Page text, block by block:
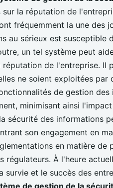
la réputation de
fréquemment la une des
au sérieux est susceptible
un tel système peut
réputation de l'entreprise.
ne soient exploitées par
de gestion
minimisant ainsi
sécurité des informations
son engagement en
en matière de
régulateurs. À l'heure
survie et le succès des
de gestion de la